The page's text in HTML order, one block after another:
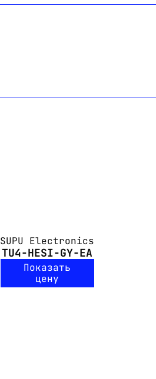
SUPU Electronics
TU4-HESI-GY-EA
Показать
цену